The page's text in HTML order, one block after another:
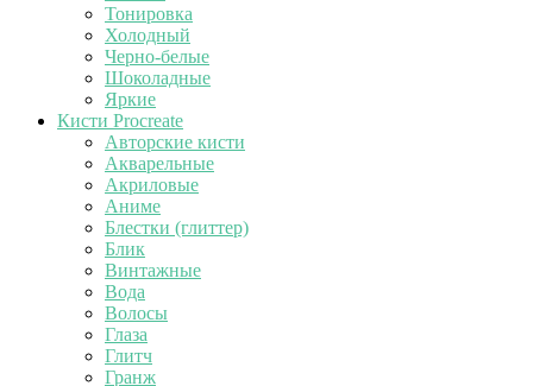
Тонировка
Холодный
Черно-белые
Шоколадные
Яркие
Кисти Procreate
Авторские кисти
Акварельные
Акриловые
Аниме
Блестки (глиттер)
Блик
Винтажные
Вода
Волосы
Глаза
Глитч
Гранж